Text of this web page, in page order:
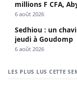
millions F CFA,
sociaux
6 août 2026
Sedhiou : un
jeudi à Goudomp
6 août 2026
LES PLUS LUS CETTE